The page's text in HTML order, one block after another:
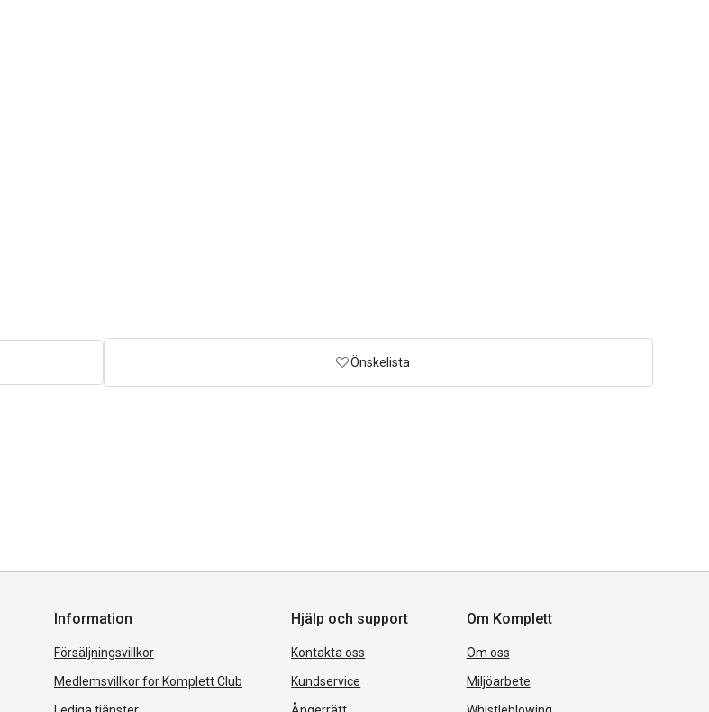
Önskelista
Information
Försäljningsvillkor
Medlemsvillkor for Komplett Club
Hjälp och support
Kontakta oss
Kundservice
Om Komplett
Om oss
Miljöarbete